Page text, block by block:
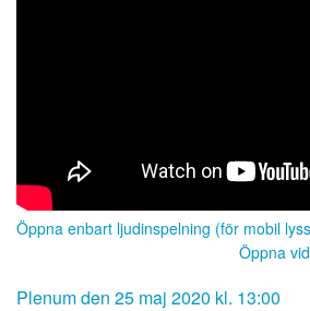
Öppna enbart ljudinspelning (för mobil
Öppna
Plenum den 25 maj 2020 kl. 13:00